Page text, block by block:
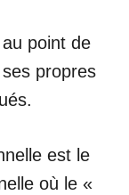
point de
propres
est le
où le «